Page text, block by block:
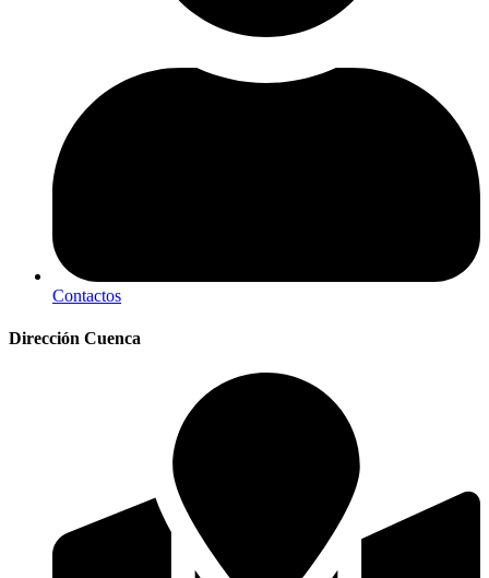
Contactos
Dirección Cuenca